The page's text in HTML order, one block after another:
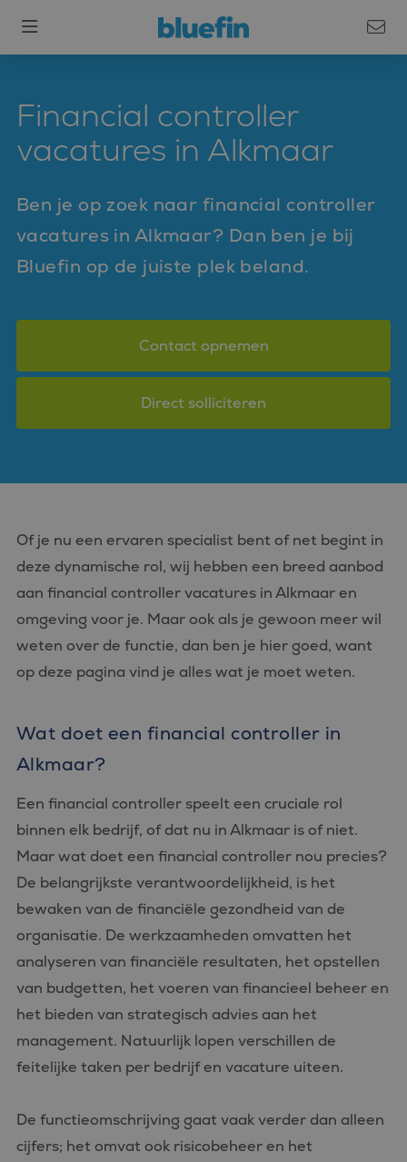
Financial controller
vacatures in Alkmaar
Ben je op zoek naar financial controller
vacatures in Alkmaar? Dan ben je bij
Bluefin op de juiste plek beland.
Contact opnemen
Direct solliciteren
Of je nu een ervaren specialist bent of net begint in
deze dynamische rol, wij hebben een breed aanbod
aan financial controller vacatures in Alkmaar en
omgeving voor je. Maar ook als je gewoon meer wil
weten over de functie, dan ben je hier goed, want
op deze pagina vind je alles wat je moet weten.
Wat doet een financial controller in
Alkmaar?
Een financial controller speelt een cruciale rol
binnen elk bedrijf, of dat nu in Alkmaar is of niet.
Maar wat doet een financial controller nou precies?
De belangrijkste verantwoordelijkheid, is het
bewaken van de financiële gezondheid van de
organisatie. De werkzaamheden omvatten het
analyseren van financiële resultaten, het opstellen
van budgetten, het voeren van financieel beheer en
het bieden van strategisch advies aan het
management. Natuurlijk lopen verschillen de
feitelijke taken per bedrijf en vacature uiteen.
De functieomschrijving gaat vaak verder dan alleen
cijfers; het omvat ook risicobeheer en het